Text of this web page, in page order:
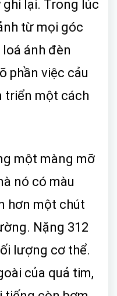
lại. Trong lúc
từ mọi góc
ánh đèn
phần việc cảu
triển một cách
một màng mỡ
nó có màu
hơn một chút
Nặng 312
lượng cơ thể.
của quả tim,